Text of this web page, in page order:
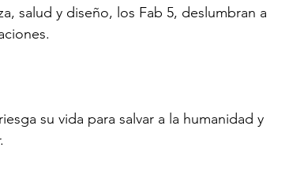
salud y diseño, los Fab 5, deslumbran a
su vida para salvar a la humanidad y